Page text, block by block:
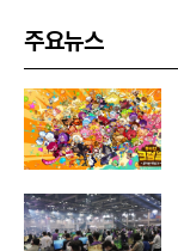
주요뉴스